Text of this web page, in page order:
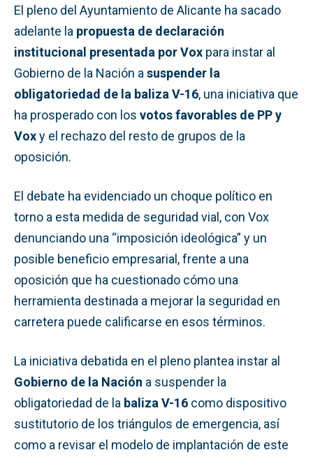
El pleno del Ayuntamiento de Alicante ha sacado
adelante la propuesta de declaración
institucional presentada por Vox para instar al
Gobierno de la Nación a suspender la
obligatoriedad de la baliza V-16, una iniciativa que
ha prosperado con los votos favorables de PP y
Voxy el rechazo del resto de grupos de la
oposición.
El debate ha evidenciado un choque político en
torno a esta medida de seguridad vial, con Vox
denunciando una “imposición ideológica” y un
posible beneficio empresarial, frente a una
oposición que ha cuestionado cómo una
herramienta destinada a mejorar la seguridad en
carretera puede calificarse en esos términos.
La iniciativa debatida en el pleno plantea instar al
Gobierno de la Nación a suspender la
obligatoriedad de la baliza V-16 como dispositivo
sustitutorio de los triángulos de emergencia, así
como a revisar el modelo de implantación de este